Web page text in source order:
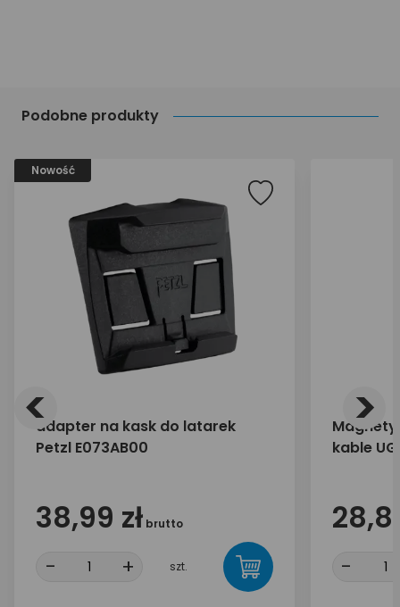
Podobne produkty
Nowość
adapter na kask do latarek
Petzl E073AB00
38,99 zł brutto
- + szt.
kable
-
< >